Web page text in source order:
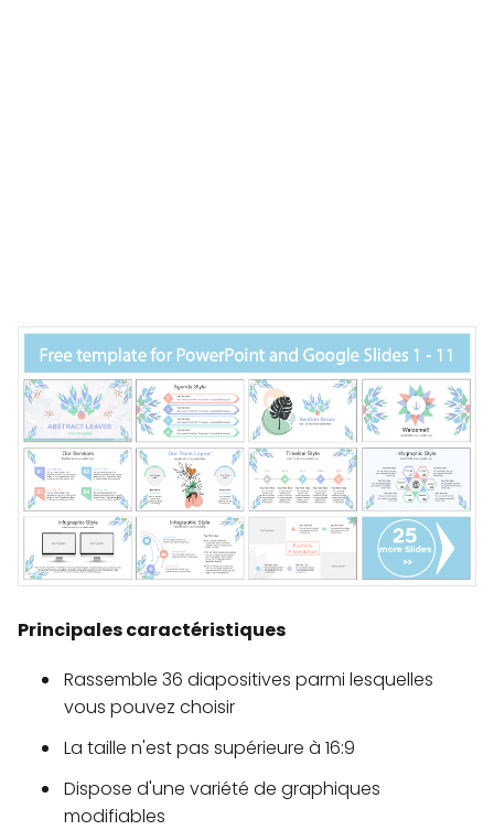
Principales caractéristiques
Rassemble 36 diapositives parmi lesquelles
vous pouvez choisir
La taille n'est pas supérieure à 16:9
Dispose d'une variété de graphiques
modifiables